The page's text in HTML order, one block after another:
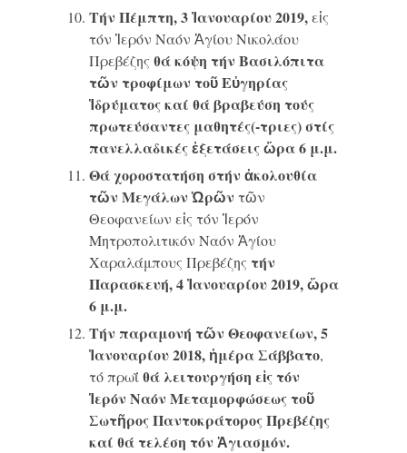
Τήν Πέμπτη, 3 Ἰανουαρίου 2019,εἰς
τόν Ἱερόν Ναόν Ἁγίου Νικολάου
Πρεβέζης θά κόψη τήν Βασιλόπιτα
τῶν τροφίμων τοῦ Εὐγηρίας
Ἱδρύματος καί θά βραβεύση τούς
πρωτεύσαντες μαθητές(-τριες) στίς
πανελλαδικές ἐξετάσεις ὥρα 6 μ.μ.
Θά χοροστατήση στήν ἀκολουθία
τῶν Μεγάλων Ὡρῶν τῶν
Θεοφανείων εἰς τόν Ἱερόν
Μητροπολιτικόν Ναόν Ἁγίου
Χαραλάμπους Πρεβέζης τήν
Παρασκευή, 4 Ἰανουαρίου 2019, ὥρα
6 μ.μ.
Τήν παραμονή τῶν Θεοφανείων, 5
Ἰανουαρίου 2018, ἡμέρα Σάββατο,
τό πρωΐθά λειτουργήση εἰς τόν
Ἱερόν Ναόν Μεταμορφώσεως τοῦ
Σωτῆρος Παντοκράτορος Πρεβέζης
καί θά τελέση τόν Ἁγιασμόν.